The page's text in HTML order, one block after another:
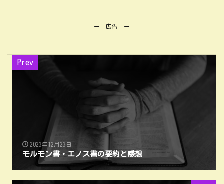
ー 広告 ー
Prev
2023年12月23日
モルモン書・エノス書の要約と感想